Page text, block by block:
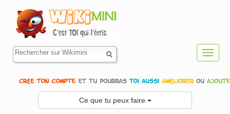
Ce que tu peux faire